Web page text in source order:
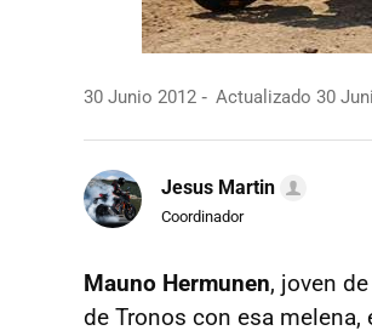
30 Junio 2012 Actualizado 30
Jesus Martin
Coordinador
Mauno Hermunen, joven
de Tronos con esa